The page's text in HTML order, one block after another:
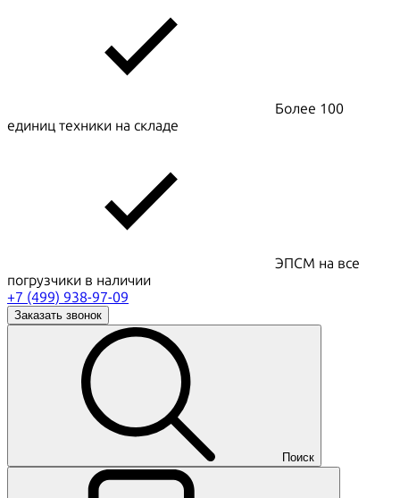
Более 100
единиц техники на складе
ЭПСМ на все
погрузчики в наличии
+7 (499) 938-97-09
Заказать звонок
Поиск